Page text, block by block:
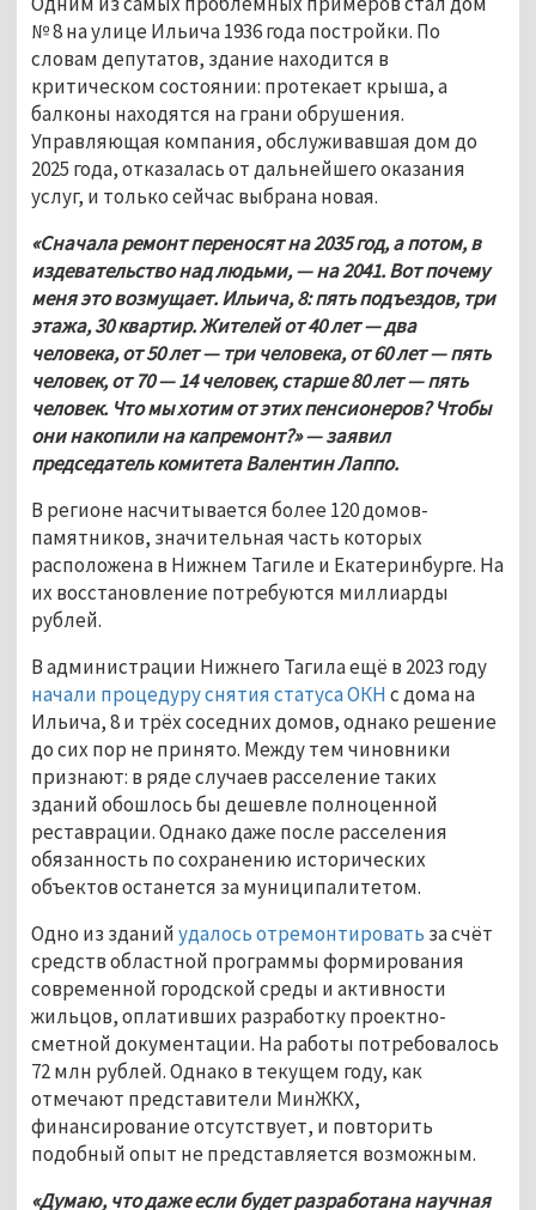
№ 8 на улице Ильича 1936 года постройки. По
словам депутатов, здание находится в
критическом состоянии: протекает крыша, а
балконы находятся на грани обрушения.
Управляющая компания, обслуживавшая дом до
2025 года, отказалась от дальнейшего оказания
услуг, и только сейчас выбрана новая.
«Сначала ремонт переносят на 2035 год, а потом, в
издевательство над людьми, — на 2041. Вот почему
меня это возмущает. Ильича, 8: пять подъездов, три
этажа, 30 квартир. Жителей от 40 лет — два
человека, от 50 лет — три человека, от 60 лет — пять
человек, от 70 — 14 человек, старше 80 лет — пять
человек. Что мы хотим от этих пенсионеров? Чтобы
они накопили на капремонт?» — заявил
председатель комитета Валентин Лаппо.
В регионе насчитывается более 120 домов-
памятников, значительная часть которых
расположена в Нижнем Тагиле и Екатеринбурге. На
их восстановление потребуются миллиарды
рублей.
начали процедуру снятия статуса ОКН с дома на
Ильича, 8 и трёх соседних домов, однако решение
до сих пор не принято. Между тем чиновники
признают: в ряде случаев расселение таких
зданий обошлось бы дешевле полноценной
реставрации. Однако даже после расселения
обязанность по сохранению исторических
объектов останется за муниципалитетом.
Одно из зданий удалось отремонтировать за счёт
средств областной программы формирования
современной городской среды и активности
жильцов, оплативших разработку проектно-
сметной документации. На работы потребовалось
72 млн рублей. Однако в текущем году, как
отмечают представители МинЖКХ,
финансирование отсутствует, и повторить
подобный опыт не представляется возможным.
«Думаю, что даже если будет разработана научная